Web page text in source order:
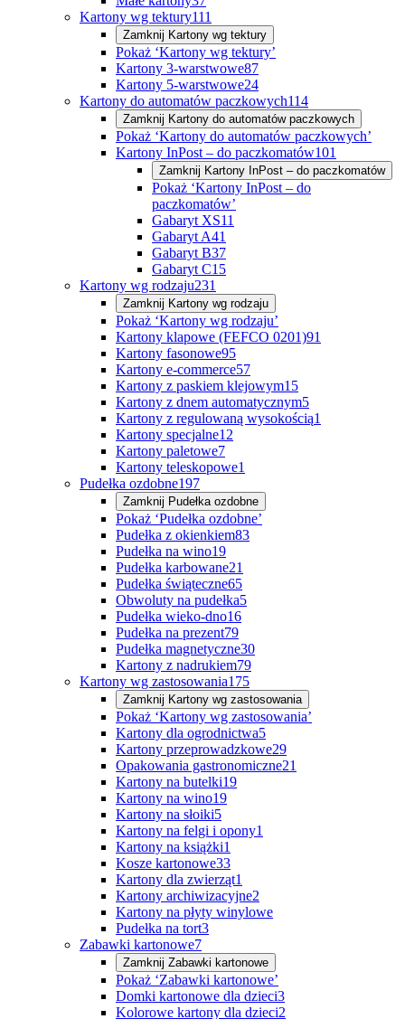
Kartony wg tektury111
Zamknij Kartony wg tektury
Pokaż ‘Kartony wg tektury’
Kartony 3-warstwowe87
Kartony 5-warstwowe24
Kartony do automatów paczkowych114
Zamknij Kartony do automatów paczkowych
Pokaż ‘Kartony do automatów paczkowych’
Kartony InPost – do paczkomatów101
Zamknij Kartony InPost – do paczkomatów
Pokaż ‘Kartony InPost – do
paczkomatów’
Gabaryt XS11
Gabaryt A41
Gabaryt B37
Gabaryt C15
Kartony wg rodzaju231
Zamknij Kartony wg rodzaju
Pokaż ‘Kartony wg rodzaju’
Kartony klapowe (FEFCO 0201)91
Kartony fasonowe95
Kartony e-commerce57
Kartony z paskiem klejowym15
Kartony z dnem automatycznym5
Kartony z regulowaną wysokością1
Kartony specjalne12
Kartony paletowe7
Kartony teleskopowe1
Pudełka ozdobne197
Zamknij Pudełka ozdobne
Pokaż ‘Pudełka ozdobne’
Pudełka z okienkiem83
Pudełka na wino19
Pudełka karbowane21
Pudełka świąteczne65
Obwoluty na pudełka5
Pudełka wieko-dno16
Pudełka na prezent79
Pudełka magnetyczne30
Kartony z nadrukiem79
Kartony wg zastosowania175
Zamknij Kartony wg zastosowania
Pokaż ‘Kartony wg zastosowania’
Kartony dla ogrodnictwa5
Kartony przeprowadzkowe29
Opakowania gastronomiczne21
Kartony na butelki19
Kartony na wino19
Kartony na słoiki5
Kartony na felgi i opony1
Kartony na książki1
Kosze kartonowe33
Kartony dla zwierząt1
Kartony archiwizacyjne2
Kartony na płyty winylowe
Pudełka na tort3
Zabawki kartonowe7
Zamknij Zabawki kartonowe
Pokaż ‘Zabawki kartonowe’
Domki kartonowe dla dzieci3
Kolorowe kartony dla dzieci2